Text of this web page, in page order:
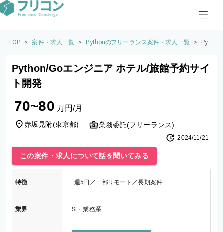
TOP > 案件・求人一覧 > Pythonのフリーランス案件・求人一覧 >
Pyt
oエ
ト開
Python/Goエンジニア ホテル/旅館予約サイ
ト開発
70~80 万円/月
赤坂見附(東京都) 業務委託(フリーランス)
2024/11/21
この案件・求人について話を聞いてみる
特徴 週5日／一部リモート／長期案件
業界 SI・業務系